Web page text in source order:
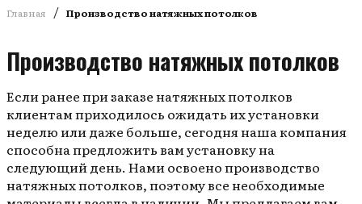
Главная / Производство натяжных потолков
Производство натяжных потолков
Если ранее при заказе натяжных потолков
клиентам приходилось ожидать их установки
неделю или даже больше, сегодня наша компания
способна предложить вам установку на
следующий день. Нами освоено производство
натяжных потолков, поэтому все необходимые